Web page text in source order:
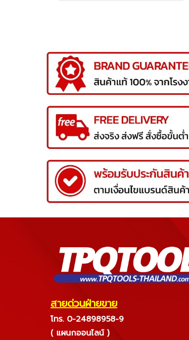
สายด่วนฝ่ายขาย
โทร. 0-24898958-9
( แผนกออนไลน์ )